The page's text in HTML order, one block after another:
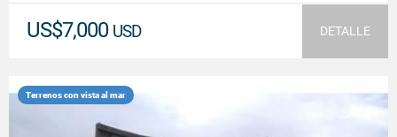
US$7,000 USD DETALLE
Terrenos con vista al mar